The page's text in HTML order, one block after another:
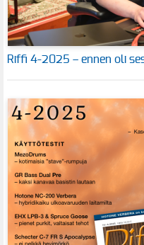
Riffi 4-2025 – ennen oli